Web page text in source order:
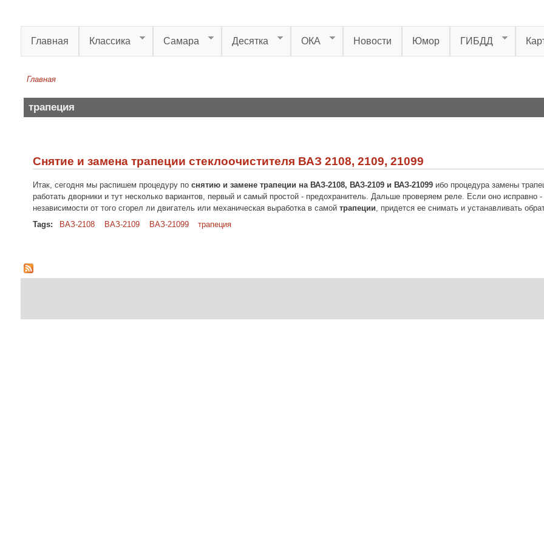
Главная Классика Самара Десятка ОКА Новости Юмор ГИБДД
Главная
трапеция
Снятие и замена трапеции стеклоочистителя ВАЗ 2108, 2109, 21099
Итак, сегодня мы распишем процедуру поснятию и замене трапеции на ВАЗ-2108, ВАЗ-2109 и ВАЗ-21099ибо процедура замены
работать дворники и тут несколько вариантов, первый и самый простой - предохранитель. Дальше проверяем реле. Если оно исправно
независимости от того сгорел ли двигатель или механическая выработка в самой трапеции, придется ее снимать и устанавливать
Tags:
ВАЗ-2108 ВАЗ-2109 ВАЗ-21099 трапеция